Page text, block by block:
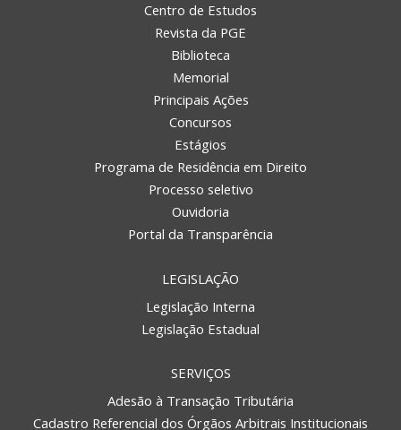
Centro de Estudos
Revista da PGE
Biblioteca
Memorial
Principais Ações
Concursos
Estágios
Programa de Residência em Direito
Processo seletivo
Ouvidoria
Portal da Transparência
LEGISLAÇÃO
Legislação Interna
Legislação Estadual
SERVIÇOS
Adesão à Transação Tributária
Cadastro Referencial dos Órgãos Arbitrais Institucionais